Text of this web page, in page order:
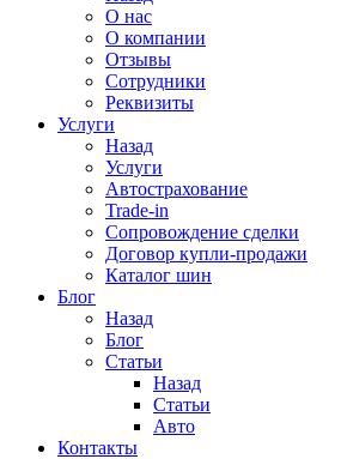
О нас
О компании
Отзывы
Сотрудники
Реквизиты
Услуги
Назад
Услуги
Автострахование
Trade-in
Сопровождение сделки
Договор купли-продажи
Каталог шин
Блог
Назад
Блог
Статьи
Назад
Статьи
Авто
Контакты